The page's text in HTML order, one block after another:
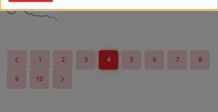
1 2 3 4 5 6 7 8
9 10